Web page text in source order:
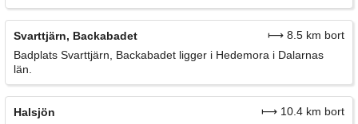
Svarttjärn, Backabadet
⟼ 8.5 km bort
Badplats Svarttjärn, Backabadet ligger i Hedemora i Dalarnas
län.
Halsjön
⟼ 10.4 km bort